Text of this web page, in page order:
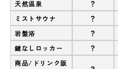
天然温泉 ?
ミストサウナ ?
岩盤浴 ?
鍵なしロッカー ?
商品/ドリンク販